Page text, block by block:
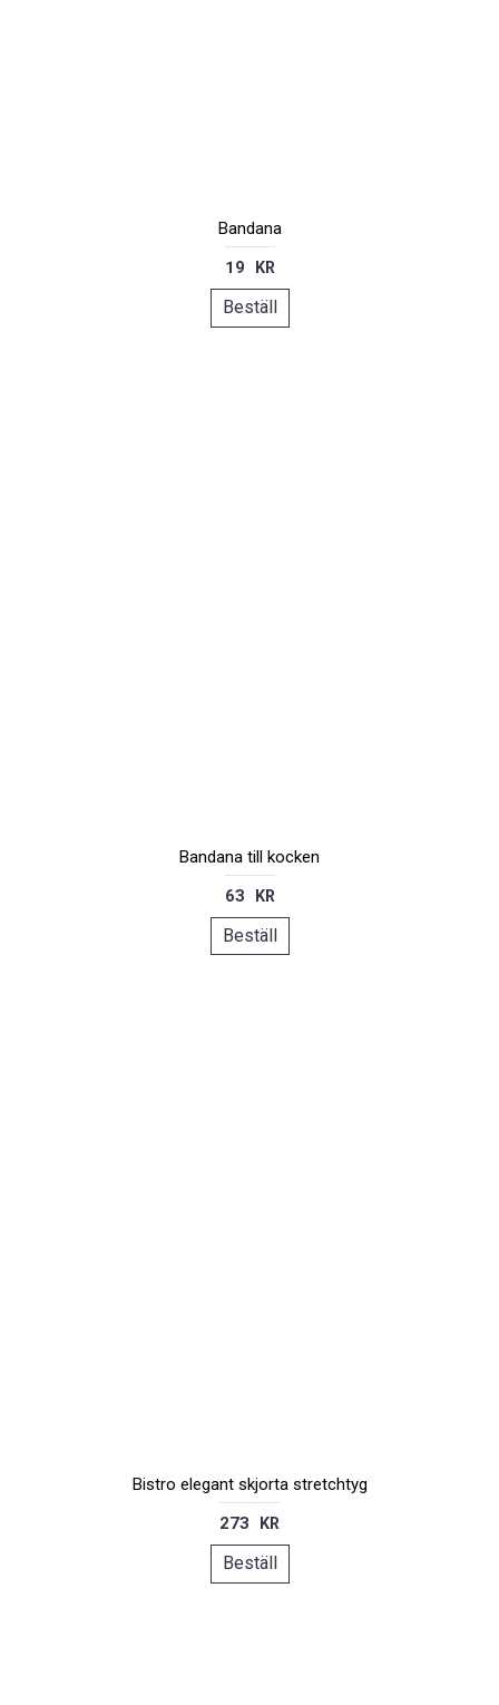
Bandana
19 KR
Beställ
Bandana till kocken
63 KR
Beställ
Bistro elegant skjorta stretchtyg
273 KR
Beställ